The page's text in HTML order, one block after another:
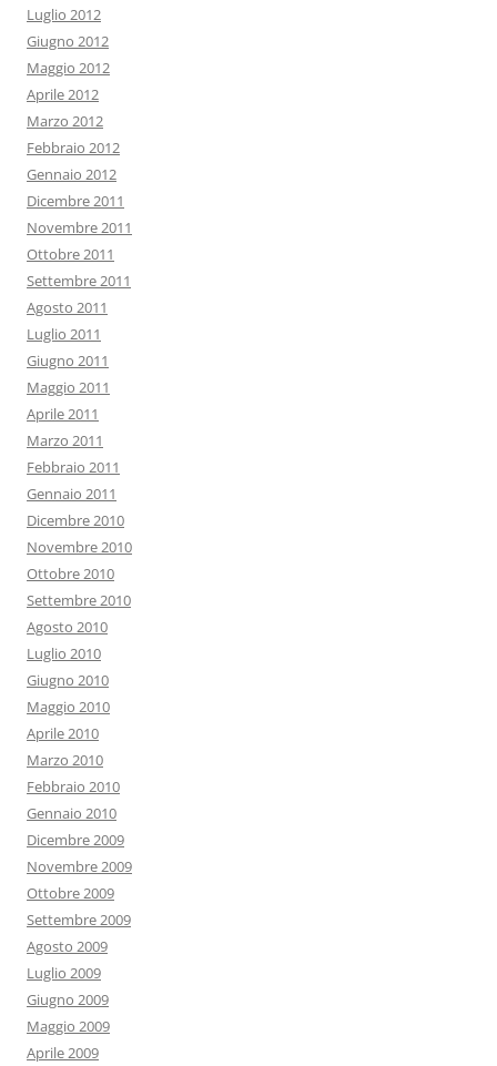
Luglio 2012
Giugno 2012
Maggio 2012
Aprile 2012
Marzo 2012
Febbraio 2012
Gennaio 2012
Dicembre 2011
Novembre 2011
Ottobre 2011
Settembre 2011
Agosto 2011
Luglio 2011
Giugno 2011
Maggio 2011
Aprile 2011
Marzo 2011
Febbraio 2011
Gennaio 2011
Dicembre 2010
Novembre 2010
Ottobre 2010
Settembre 2010
Agosto 2010
Luglio 2010
Giugno 2010
Maggio 2010
Aprile 2010
Marzo 2010
Febbraio 2010
Gennaio 2010
Dicembre 2009
Novembre 2009
Ottobre 2009
Settembre 2009
Agosto 2009
Luglio 2009
Giugno 2009
Maggio 2009
Aprile 2009